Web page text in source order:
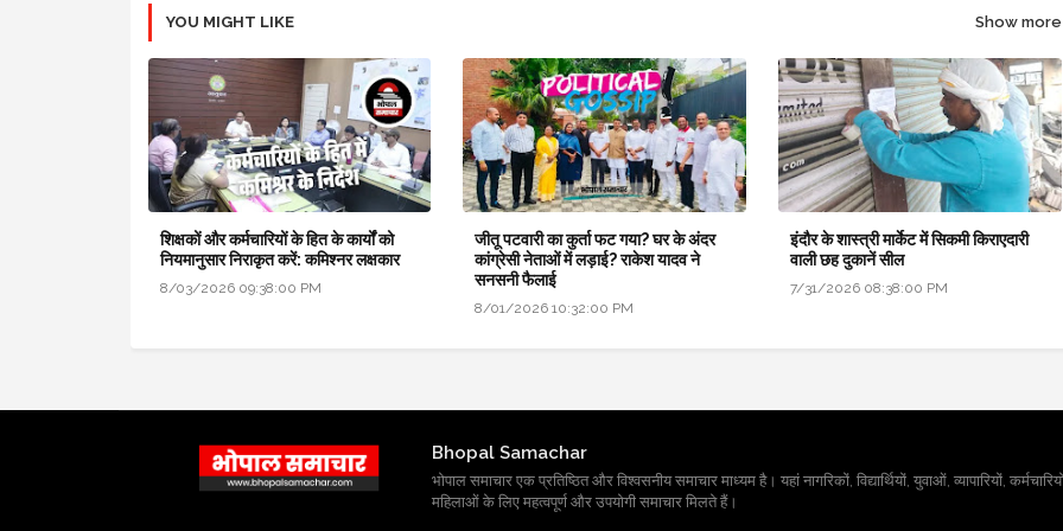
YOU MIGHT LIKE Show more
शिक्षकों और कर्मचारियों के हित के कार्यों को
नियमानुसार निराकृत करें: कमिश्नर लक्षकार
8/03/2026 09:38:00 PM
जीतू पटवारी का कुर्ता फट गया? घर के अंदर
कांग्रेसी नेताओं में लड़ाई? राकेश यादव ने
सनसनी फैलाई
8/01/2026 10:32:00 PM
इंदौर के शास्त्री मार्केट में सिकमी किराएदारी
वाली छह दुकानें सील
7/31/2026 08:38:00 PM
Bhopal Samachar
भोपाल समाचार एक प्रतिष्ठित और विश्वसनीय समाचार माध्यम है। यहां नागरिकों, विद्यार्थियों, युवाओं, व्यापारियों,
महिलाओं के लिए महत्वपूर्ण और उपयोगी समाचार मिलते हैं।